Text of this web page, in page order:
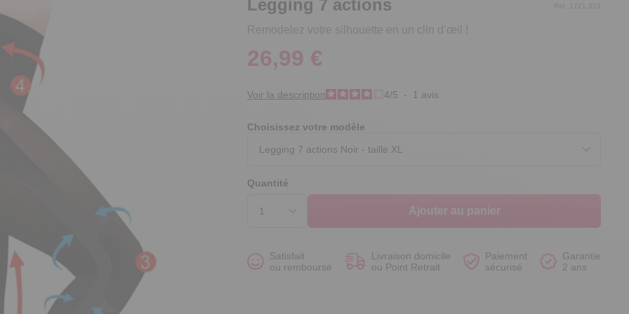
Legging 7 actions
Remodelez votre silhouette en un clin d’œil !
Réf. 1721.323
26,99 €
Voir la description 4/5 - 1 avis
Choisissez votre modèle
Quantité
Ajouter au panier
Satisfait
ou remboursé
Livraison domicile
ou Point Retrait
Paiement
sécurisé
Garantie
2 ans